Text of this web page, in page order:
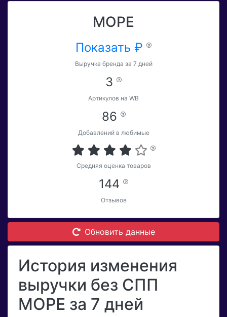
МОРЕ
Показать ₽
Выручка бренда за 7 дней
3
Артикулов на WB
86
Добавлений в любимые
Средняя оценка товаров
144
Отзывов
Обновить данные
История изменения
выручки без СПП
МОРЕ за 7 дней